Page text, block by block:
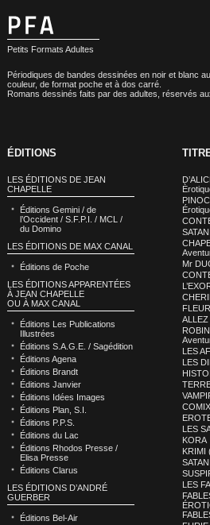
Petits Formats Adultes
Périodiques de bandes dessinées en noir et blanc
couleur, de format poche et à dos carré.
Romans dessinés faits par des adultes, réservés
ÉDITIONS
LES ÉDITIONS DE JEAN
CHAPELLE
Éditions Gemini / de
l’Occident / S.F.P.I. / MCL /
du Domino
LES ÉDITIONS DE MAX CANAL
Éditions de Poche
LES ÉDITIONS APPARENTÉES
À JEAN CHAPELLE
OU À MAX CANAL
Éditions Les Publications
Illustrées
Éditions S.A.G.E. / Sagédition
Éditions Agena
Éditions Brandt
Éditions Janvier
Éditions Idées Images
Éditions Plan, S.I.
Éditions P.P.S.
Éditions du Lac
Éditions Rhodos Presse /
Elisa Presse
Éditions Clarus
LES ÉDITIONS D’ANDRÉ
GUERBER
Éditions Bel-Air
Mr
LES
LES
LES
KORA
KRIMI
LES